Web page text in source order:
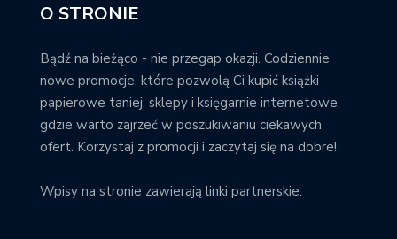
O STRONIE
Bądź na bieżąco - nie przegap okazji. Codziennie
nowe promocje, które pozwolą Ci kupić książki
papierowe taniej; sklepy i księgarnie internetowe,
gdzie warto zajrzeć w poszukiwaniu ciekawych
ofert. Korzystaj z promocji i zaczytaj się na dobre!
Wpisy na stronie zawierają linki partnerskie.